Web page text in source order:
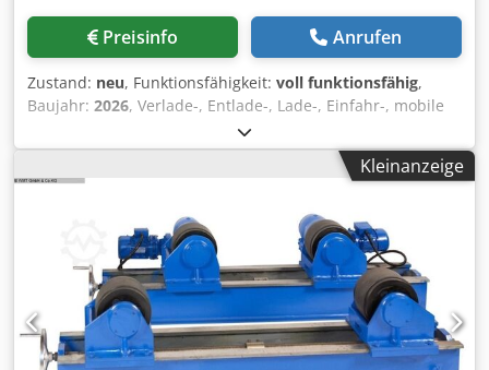
Preisinfo Anrufen
Zustand: neu, Funktionsfähigkeit: voll funktionsfähig,
Baujahr: 2026, Verlade-, Entlade-, Lade-, Einfahr-, mobile
Rampe 10-Tonnen-Rampe, 2 m Breite TM-GROUP EINE DER
BESTEN ENTSCHEIDUNGEN AUF DEM MARKT ✅
Spezifikation: - Hersteller: TM-GROUP - Maximale
Rampengeländer auf beiden Seiten - Rampenrollen zum
Verschieben der Rampe - Zentraler Griff der Rampe für
das Verschieben mit einem Gabelstapler - Neigungswinkel-
und Klappenhöhenverstellung - Bewegliche
Rampenelemente mit Schmierstellen - Rampenwinde
ebenfalls enthalten - Gegen Aufpreis sind individuelle
Rampenmaße möglich - Höhenverstellung mit Motor
Kleinanzeige